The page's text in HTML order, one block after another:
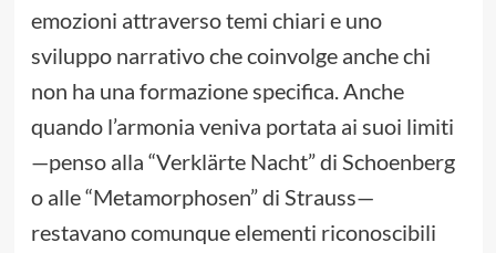
emozioni attraverso temi chiari e uno
sviluppo narrativo che coinvolge anche chi
non ha una formazione specifica. Anche
quando l’armonia veniva portata ai suoi limiti
—penso alla “Verklärte Nacht” di Schoenberg
o alle “Metamorphosen” di Strauss—
restavano comunque elementi riconoscibili